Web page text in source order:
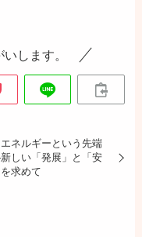
します。
ネルギーという先端
しい「発展」と「安
求めて